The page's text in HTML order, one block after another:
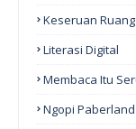
Keseruan
Literasi Digital
Membaca Itu
Ngopi Paberland